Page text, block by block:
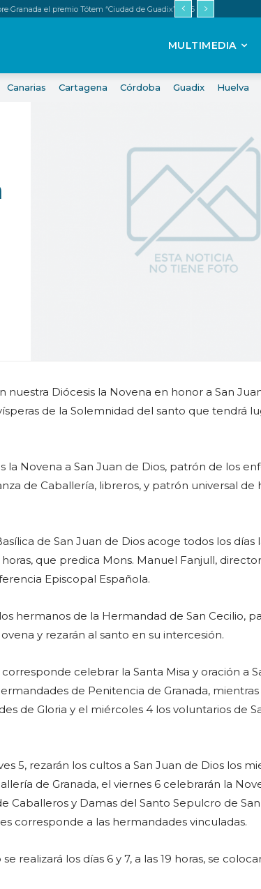
el premio Tótem “Ciudad de Guadix” 2026
MULTIMEDIA
Canarias Cartagena Córdoba Guadix Huelva
nuestra Diócesis la Novena en honor a San
de la Solemnidad del santo que tendrá
la Novena a San Juan de Dios, patrón de los
de Caballería, libreros, y patrón universal de
de San Juan de Dios acoge todos los días
horas, que predica Mons. Manuel Fanjull,
Episcopal Española.
hermanos de la Hermandad de San Cecilio,
y rezarán al santo en su intercesión.
celebrar la Santa Misa y oración a
de Penitencia de Granada,
de Gloria y el miércoles 4 los voluntarios de
5, rezarán los cultos a San Juan de Dios los
de Granada, el viernes 6 celebrarán la
Caballeros y Damas del Santo Sepulcro de
corresponde a las hermandades vinculadas.
realizará los días 6 y 7, a las 19 horas, se